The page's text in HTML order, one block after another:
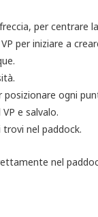
per centrare
per iniziare a
posizionare ogni
e salvalo.
nel paddock.
nel